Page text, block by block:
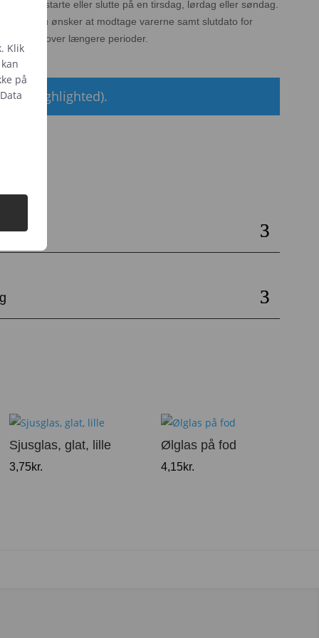
kan ikke starte eller slutte på en tirsdag, lørdag eller søndag.
du ønsker at modtage varerne samt slutdato for
ved leje over længere perioder.
(highlighted).
Sjusglas, glat, lille
3,75kr.
Ølglas på fod
4,15kr.
Klik
på